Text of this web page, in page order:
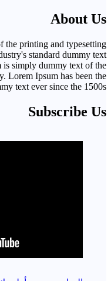
About Us
the printing and typesetting
standard dummy text
is simply dummy text of the
Lorem Ipsum has been the
text ever since the 1500s,
Subscribe Us